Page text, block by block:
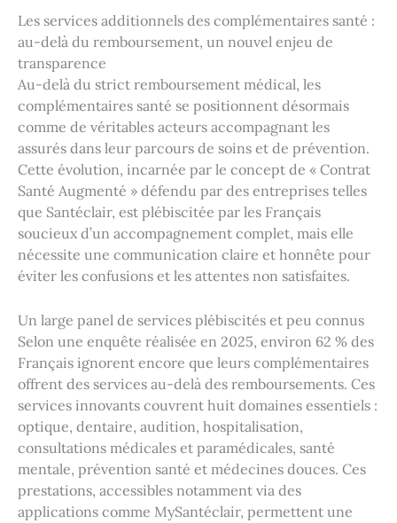
Les services additionnels des complémentaires santé :
au-delà du remboursement, un nouvel enjeu de
transparence
Au-delà du strict remboursement médical, les
complémentaires santé se positionnent désormais
comme de véritables acteurs accompagnant les
assurés dans leur parcours de soins et de prévention.
Cette évolution, incarnée par le concept de « Contrat
Santé Augmenté » défendu par des entreprises telles
que Santéclair, est plébiscitée par les Français
soucieux d’un accompagnement complet, mais elle
nécessite une communication claire et honnête pour
éviter les confusions et les attentes non satisfaites.
Un large panel de services plébiscités et peu connus
Selon une enquête réalisée en 2025, environ 62 % des
Français ignorent encore que leurs complémentaires
offrent des services au-delà des remboursements. Ces
services innovants couvrent huit domaines essentiels :
optique, dentaire, audition, hospitalisation,
consultations médicales et paramédicales, santé
mentale, prévention santé et médecines douces. Ces
prestations, accessibles notamment via des
applications comme MySantéclair, permettent une